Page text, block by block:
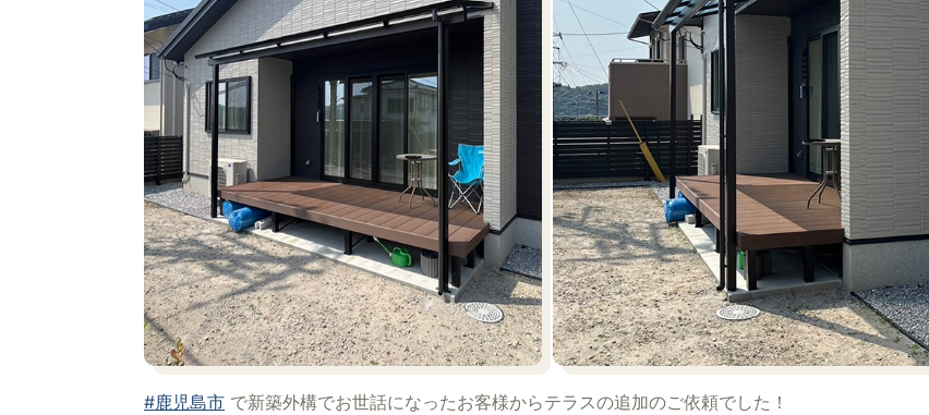
#鹿児島市 で新築外構でお世話になったお客様からテラスの追加のご依頼でした！